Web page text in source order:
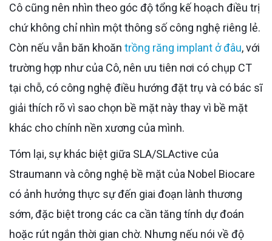
Cô cũng nên nhìn theo góc độ tổng kế hoạch điều trị
chứ không chỉ nhìn một thông số công nghệ riêng lẻ.
Còn nếu vẫn băn khoăn trồng răng implant ở đâu, với
trường hợp như của Cô, nên ưu tiên nơi có chụp CT
tại chỗ, có công nghệ điều hướng đặt trụ và có bác sĩ
giải thích rõ vì sao chọn bề mặt này thay vì bề mặt
khác cho chính nền xương của mình.
Tóm lại, sự khác biệt giữa SLA/SLActive của
Straumann và công nghệ bề mặt của Nobel Biocare
có ảnh hưởng thực sự đến giai đoạn lành thương
sớm, đặc biệt trong các ca cần tăng tính dự đoán
hoặc rút ngắn thời gian chờ. Nhưng nếu nói về độ